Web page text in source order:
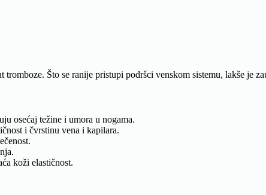
Što se ranije pristupi podršci venskom sistemu, lakše je
osećaj težine i umora u nogama.
i čvrstinu vena i kapilara.
koži elastičnost.